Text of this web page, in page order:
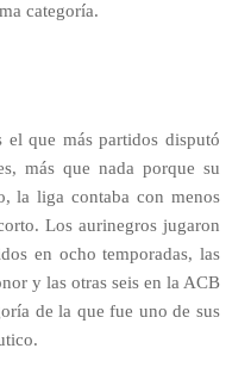
categoría.
el que más partidos disputó
más que nada porque su
la liga contaba con menos
Los aurinegros jugaron
en ocho temporadas, las
y las otras seis en la ACB
de la que fue uno de sus